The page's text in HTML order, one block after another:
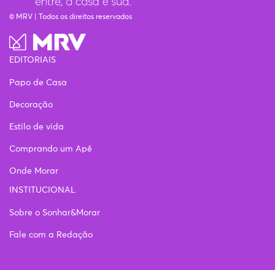
© MRV | Todos os direitos reservados
EDITORIAIS
Papo de Casa
Decoração
Estilo de vida
Comprando um Apê
Onde Morar
INSTITUCIONAL
Sobre o Sonhar&Morar
Fale com a Redação